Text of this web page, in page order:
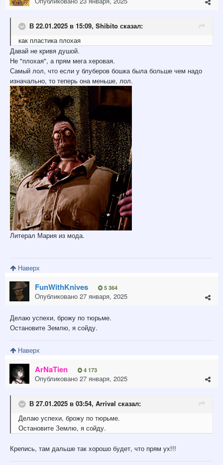
В 22.01.2025 в 15:09, Shibito сказал:
как пластика плохая
Давай не кривя душой.
Не "плохая", а прям мега херовая.
Самый лол, что если у блуберов бошка была больше чем надо
изначально, то теперь она меньше, лол.
Литерал Мария из мода.
Наверх
FunWithKnives 5 364
Опубликовано 27 января, 2025
Делаю успехи, брожу по тюрьме.
Остановите Землю, я сойду.
Наверх
ArNaTien 4 173
Опубликовано 27 января, 2025
В 27.01.2025 в 03:54, Arrival сказал:
Делаю успехи, брожу по тюрьме.
Остановите Землю, я сойду.
Крепись, там дальше так хорошо будет, что прям ух!!!